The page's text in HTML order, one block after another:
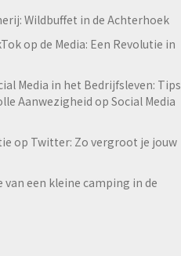
Wildbuffet in de Achterhoek
op de Media: Een Revolutie in
Media in het Bedrijfsleven: Tips
Aanwezigheid op Social Media
op Twitter: Zo vergroot je jouw
van een kleine camping in de